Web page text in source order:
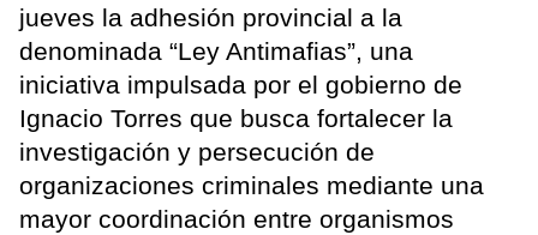
jueves la adhesión provincial a la
denominada “Ley Antimafias”, una
iniciativa impulsada por el gobierno de
Ignacio Torres que busca fortalecer la
investigación y persecución de
organizaciones criminales mediante una
mayor coordinación entre organismos